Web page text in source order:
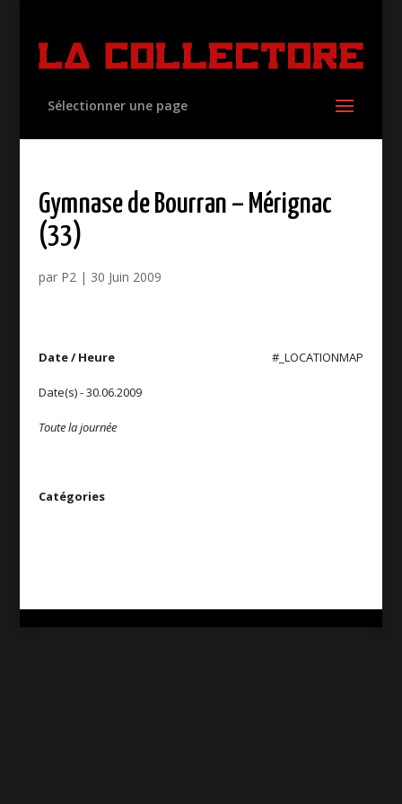
Sélectionner une page
Gymnase de Bourran – Mérignac
(33)
par P2| 30 Juin 2009
#_LOCATIONMAP
Date / Heure
Date(s) - 30.06.2009
Toute la journée
Catégories